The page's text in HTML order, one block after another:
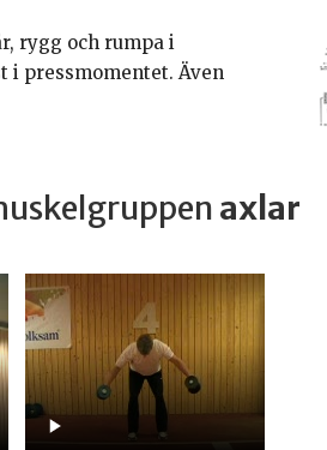
rygg och rumpa i
i pressmomentet. Även
axlar